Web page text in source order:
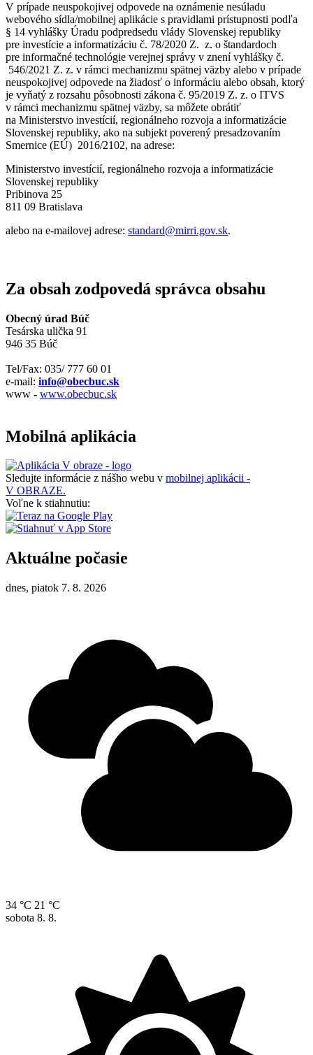
V prípade neuspokojivej odpovede na oznámenie nesúladu
webového sídla/mobilnej aplikácie s pravidlami prístupnosti podľa
§ 14 vyhlášky Úradu podpredsedu vlády Slovenskej republiky
pre investície a informatizáciu č. 78/2020 Z. z. o štandardoch
pre informačné technológie verejnej správy v znení vyhlášky č.
546/2021 Z. z. v rámci mechanizmu spätnej väzby alebo v prípade
neuspokojivej odpovede na žiadosť o informáciu alebo obsah, ktorý
je vyňatý z rozsahu pôsobnosti zákona č. 95/2019 Z. z. o ITVS
v rámci mechanizmu spätnej väzby, sa môžete obrátiť
na Ministerstvo investícií, regionálneho rozvoja a informatizácie
Slovenskej republiky, ako na subjekt poverený presadzovaním
Smernice (EÚ) 2016/2102, na adrese:
Ministerstvo investícií, regionálneho rozvoja a informatizácie
Slovenskej republiky
Pribinova 25
811 09 Bratislava
alebo na e-mailovej adrese: standard@mirri.gov.sk.
Za obsah zodpovedá správca obsahu
Obecný úrad Búč
Tesárska ulička 91
946 35 Búč
Tel/Fax: 035/ 777 60 01
e-mail: info@obecbuc.sk
www - www.obecbuc.sk
Mobilná aplikácia
Sledujte informácie z nášho webu v mobilnej aplikácii -
V OBRAZE.
Voľne k stiahnutiu:
Aktuálne počasie
dnes, piatok 7. 8. 2026
34 °C 21 °C
sobota 8. 8.